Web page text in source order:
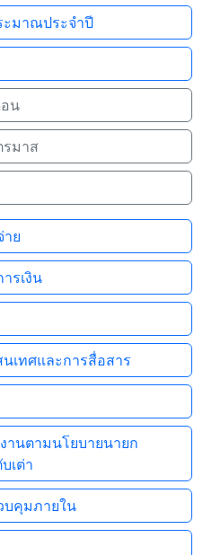
ะมาณประจำปี
อน
รมาส
ย
รเงิน
เทศและการสื่อสาร
านตามนโยบายนายก
เต่า
บคุมภายใน